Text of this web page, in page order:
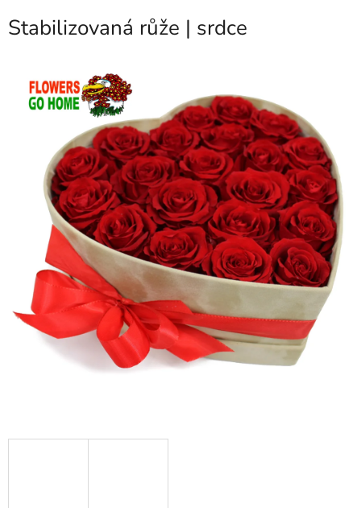
Stabilizovaná růže | srdce